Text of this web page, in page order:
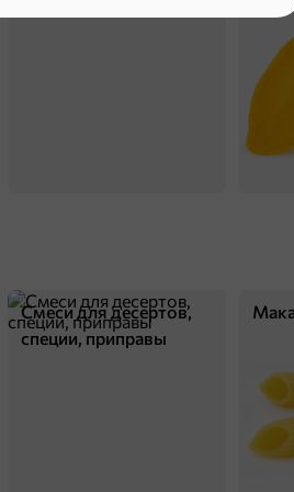
Смеси для десертов,
специи, приправы